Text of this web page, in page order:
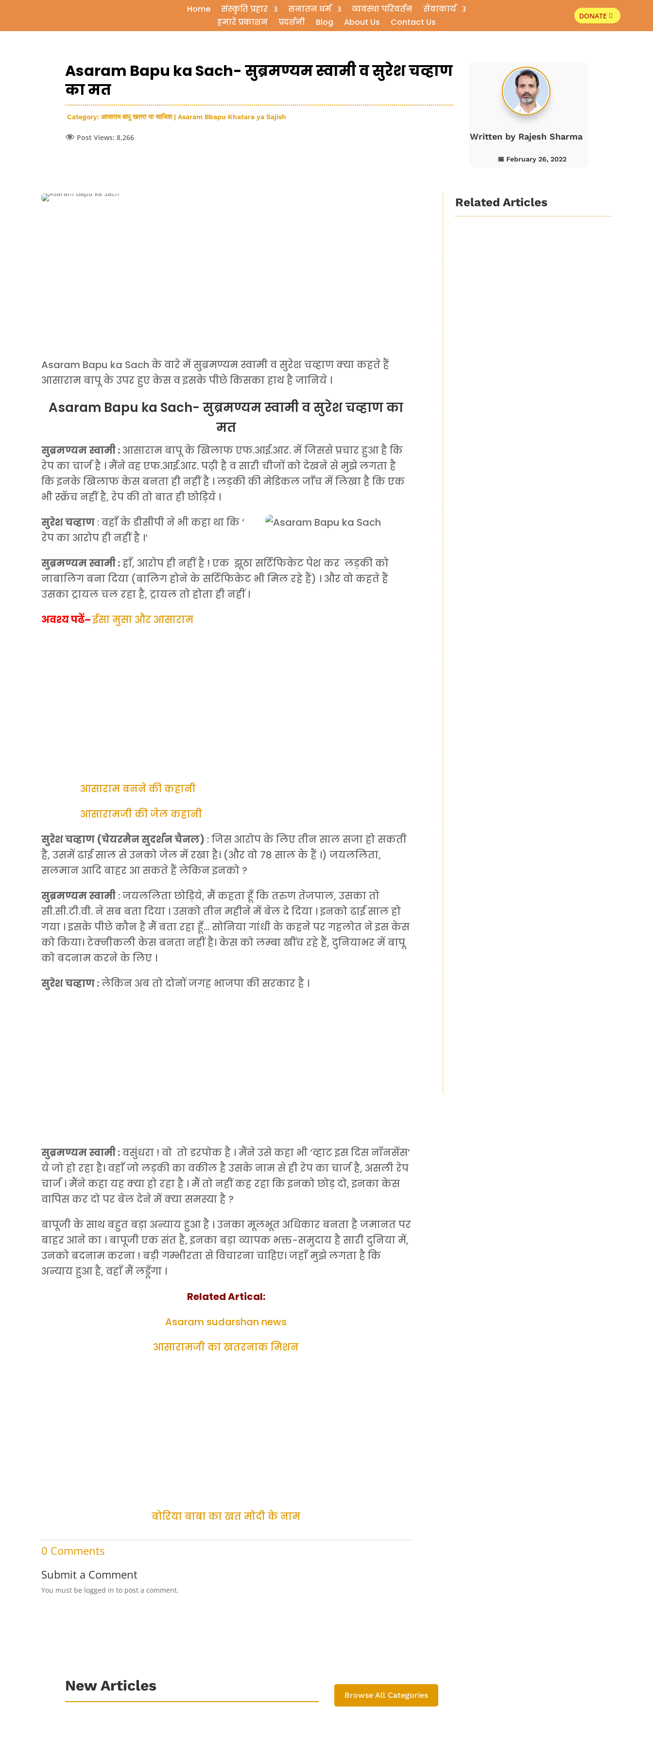
Home संस्कृति प्रहार सनातन धर्म व्यवस्था परिवर्तन
सेवाकार्य
हमारे प्रकाशन
प्रदर्शनी Blog About Us Contact Us
DONATE
Asaram Bapu ka Sach- सुब्रमण्यम स्वामी व सुरेश चव्हाण
का मत
Category: आसाराम बापू खतरा या साजिश | Asaram Bbapu Khatara ya Sajish
Post Views: 8,266 Written by Rajesh Sharma
📅 February 26, 2022
Asaram Bapu ka Sach के वारे में सुब्रमण्यम स्वामी व सुरेश चव्हाण क्या कहते हैं
आसाराम बापू के उपर हुए केस व इसके पीछे किसका हाथ है जानिये ।
Asaram Bapu ka Sach- सुब्रमण्यम स्वामी व सुरेश चव्हाण का
मत
सुब्रमण्यम स्वामी :आसाराम बापू के खिलाफ एफ.आई.आर. में जिससे प्रचार हुआ है कि
रेप का चार्ज है । मैंने वह एफ.आई.आर. पढ़ी है व सारी चीजों को देखने से मुझे लगता है
कि इनके खिलाफ केस बनता ही नहीं है । लड़की की मेडिकल जाँच में लिखा है कि एक
भी स्क्रॅच नहीं है, रेप की तो बात ही छोड़िये ।
सुरेश चव्हाण: वहाँ के डीसीपी ने भी कहा था कि ‘
रेप का आरोप ही नहीं है ।’
सुब्रमण्यम स्वामी :हाँ, आरोप ही नहीं है ! एक झूठा सर्टिफिकेट पेश कर लड़की को
नाबालिग बना दिया (बालिग होने के सर्टिफिकेट भी मिल रहे हैं) । और वो कहते हैं
उसका ट्रायल चल रहा है, ट्रायल तो होता ही नहीं ।
अवश्य पढें–ईसा मुसा और आसाराम
आसाराम बनने की कहानी
आसारामजी की जेल कहानी
सुरेश चव्हाण (चेयरमैन सुदर्शन चैनल) : जिस आरोप के लिए तीन साल सजा हो सकती
है, उसमें ढाई साल से उनको जेल में रखा है। (और वो 78 साल के हैं ।) जयललिता,
सलमान आदि बाहर आ सकते हैं लेकिन इनको ?
सुब्रमण्यम स्वामी: जयललिता छोड़िये, मैं कहता हूँ कि तरुण तेजपाल, उसका तो
सी.सी.टी.वी. ने सब बता दिया । उसको तीन महीने में बेल दे दिया । इनको ढाई साल हो
गया । इसके पीछे कौन है मैं बता रहा हूँ… सोनिया गांधी के कहने पर गहलोत ने इस केस
को किया। टेक्नीकली केस बनता नहीं है। केस को लम्बा खींच रहे हैं, दुनियाभर में बापू
को बदनाम करने के लिए ।
सुरेश चव्हाण :लेकिन अब तो दोनों जगह भाजपा की सरकार है ।
सुब्रमण्यम स्वामी :वसुंधरा ! वो तो डरपोक है । मैंने उसे कहा भी ‘व्हाट इस दिस नॉनसेंस’
ये जो हो रहा है। वहाँ जो लड़की का वकील है उसके नाम से ही रेप का चार्ज है, असली रेप
चार्ज । मैंने कहा यह क्या हो रहा है । मैं तो नहीं कह रहा कि इनको छोड़ दो, इनका केस
वापिस कर दो पर बेल देने में क्या समस्या है ?
बापूजी के साथ बहुत बड़ा अन्याय हुआ है । उनका मूलभूत अधिकार बनता है जमानत पर
बाहर आने का । बापूजी एक संत है, इनका बड़ा व्यापक भक्त-समुदाय है सारी दुनिया में,
उनको बदनाम करना ! बड़ी गम्भीरता से विचारना चाहिए। जहाँ मुझे लगता है कि
अन्याय हुआ है, वहाँ मैं लडूँगा ।
Related Artical:
Asaram sudarshan news
आसारामजी का खतरनाक मिशन
बोरिया बाबा का खत मोदी के नाम
0 Comments
Submit a Comment
You must be logged in to post a comment.
Related Articles
New Articles
Browse All Categories